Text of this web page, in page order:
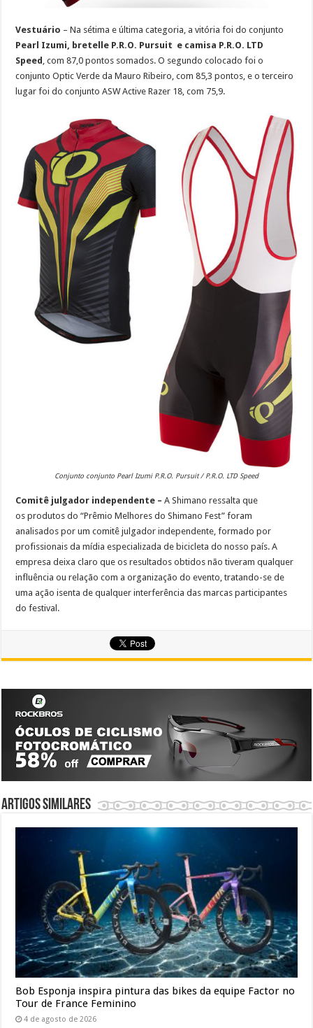
Vestuário – Na sétima e última categoria, a vitória foi do conjunto
Pearl Izumi, bretelle P.R.O. Pursuit e camisa P.R.O. LTD
Speed , com 87,0 pontos somados. O segundo colocado foi o
conjunto Optic Verde da Mauro Ribeiro, com 85,3 pontos, e o terceiro
lugar foi do conjunto ASW Active Razer 18, com 75,9.
Conjunto conjunto Pearl Izumi P.R.O. Pursuit / P.R.O. LTD Speed
Comitê julgador independente – A Shimano ressalta que
os produtos do “Prêmio Melhores do Shimano Fest” foram
analisados por um comitê julgador independente, formado por
profissionais da mídia especializada de bicicleta do nosso país. A
empresa deixa claro que os resultados obtidos não tiveram qualquer
influência ou relação com a organização do evento, tratando-se de
uma ação isenta de qualquer interferência das marcas participantes
do festival.
Artigos similares
Bob Esponja inspira pintura das bikes da equipe Factor no
Tour de France Feminino
4 de agosto de 2026